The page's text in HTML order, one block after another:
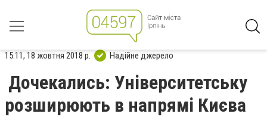
15:11, 18 жовтня 2018 р. Надійне джерело
Дочекались: Університетську
розширюють в напрямі Києва